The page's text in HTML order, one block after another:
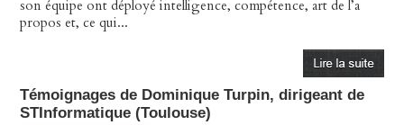
son équipe ont déployé intelligence, compétence, art de l’a
propos et, ce qui...
Témoignages de Dominique Turpin, dirigeant de
STInformatique (Toulouse)